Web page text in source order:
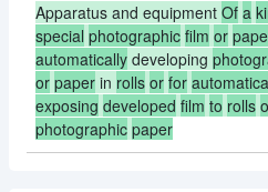
Apparatus and equipment Of a
special photographic film or
automatically developing
or paper in rolls or for
exposing developed film to rolls
photographic paper